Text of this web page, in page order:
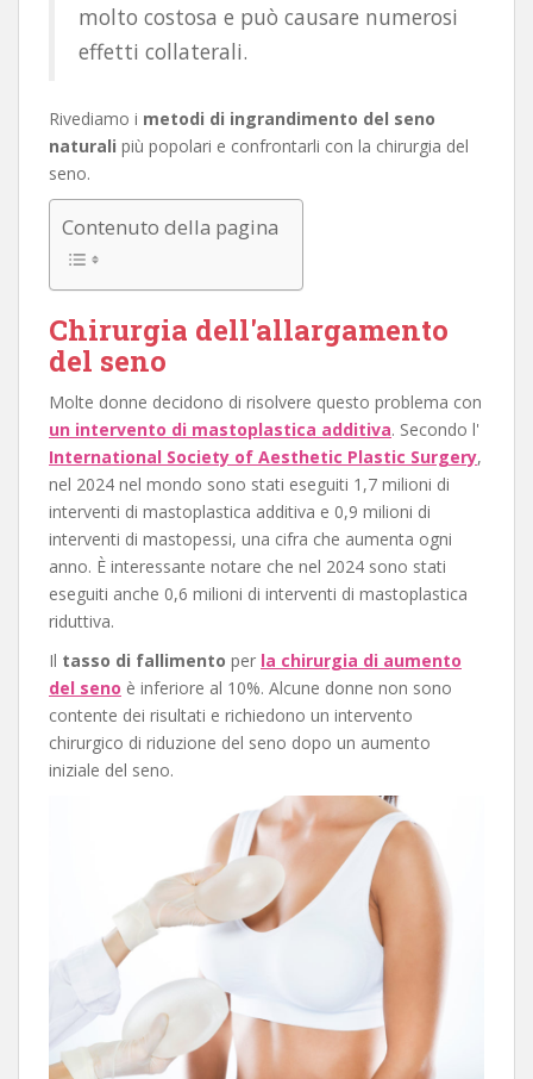
molto costosa e può causare numerosi
effetti collaterali.
Rivediamo i metodi di ingrandimento del seno
naturali più popolari e confrontarli con la chirurgia del
seno.
Contenuto della pagina
Chirurgia dell'allargamento
del seno
Molte donne decidono di risolvere questo problema con
un intervento di mastoplastica additiva. Secondo l'
International Society of Aesthetic Plastic Surgery,
nel 2024 nel mondo sono stati eseguiti 1,7 milioni di
interventi di mastoplastica additiva e 0,9 milioni di
interventi di mastopessi, una cifra che aumenta ogni
anno. È interessante notare che nel 2024 sono stati
eseguiti anche 0,6 milioni di interventi di mastoplastica
riduttiva.
Il tasso di fallimento per la chirurgia di aumento
del seno è inferiore al 10%. Alcune donne non sono
contente dei risultati e richiedono un intervento
chirurgico di riduzione del seno dopo un aumento
iniziale del seno.